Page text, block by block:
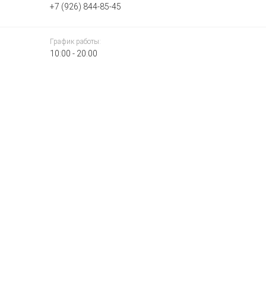
+7 (926) 844-85-45
График работы:
10:00 - 20:00